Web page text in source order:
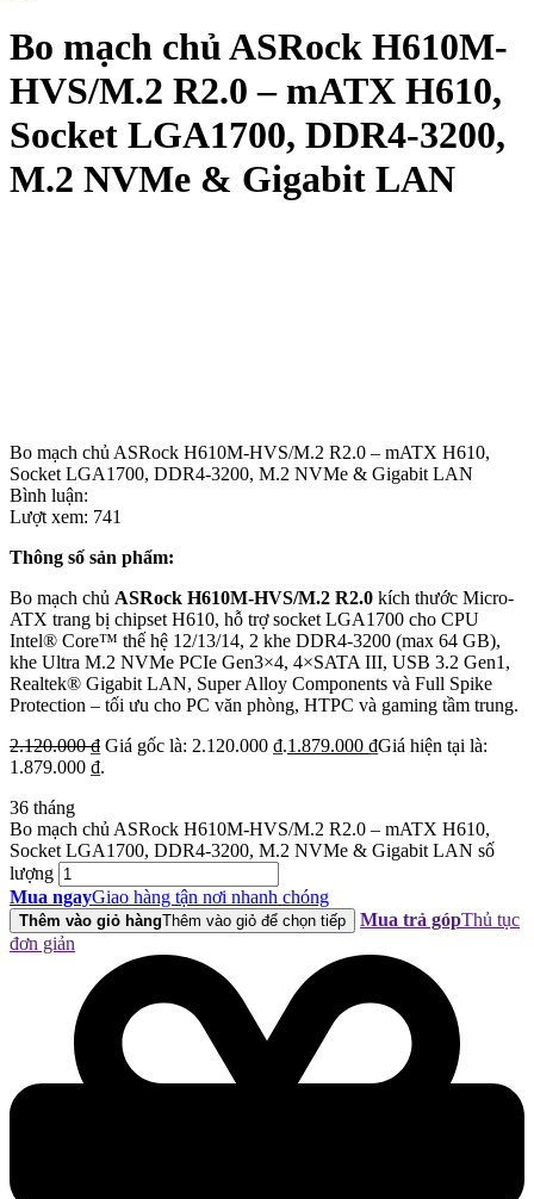
Bo mạch chủ ASRock H610M-
HVS/M.2 R2.0 – mATX H610,
Socket LGA1700, DDR4-3200,
M.2 NVMe & Gigabit LAN
Bo mạch chủ ASRock H610M-HVS/M.2 R2.0 – mATX H610,
Socket LGA1700, DDR4-3200, M.2 NVMe & Gigabit LAN
Bình luận:
Lượt xem: 741
Thông số sản phẩm:
Bo mạch chủ ASRock H610M-HVS/M.2 R2.0 kích thước Micro-
ATX trang bị chipset H610, hỗ trợ socket LGA1700 cho CPU
Intel® Core™ thế hệ 12/13/14, 2 khe DDR4-3200 (max 64 GB),
khe Ultra M.2 NVMe PCIe Gen3×4, 4×SATA III, USB 3.2 Gen1,
Realtek® Gigabit LAN, Super Alloy Components và Full Spike
Protection – tối ưu cho PC văn phòng, HTPC và gaming tầm trung.
2.120.000₫ Giá gốc là: 2.120.000 ₫.1.879.000 ₫Giá hiện tại là:
1.879.000 ₫.
36 tháng
Bo mạch chủ ASRock H610M-HVS/M.2 R2.0 – mATX H610,
Socket LGA1700, DDR4-3200, M.2 NVMe & Gigabit LAN số
lượng
Mua ngayGiao hàng tận nơi nhanh chóng
Thêm vào giỏ hàngThêm vào giỏ để chọn tiếp Mua trả gópThủ tục
đơn giản